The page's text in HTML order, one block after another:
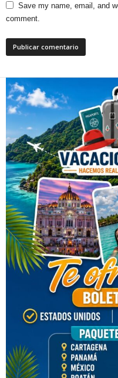
Save my name, email, and
comment.